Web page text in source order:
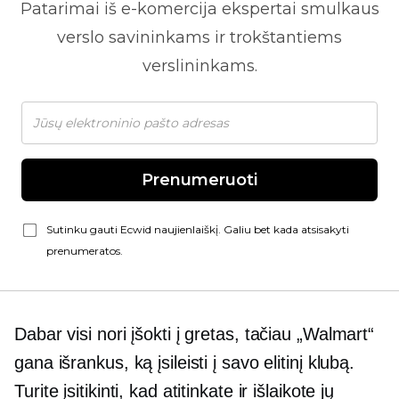
Patarimai iš e-komercija ekspertai smulkaus
verslo savininkams ir trokštantiems
verslininkams.
Prenumeruoti
Sutinku gauti Ecwid naujienlaiškį. Galiu bet kada atsisakyti
prenumeratos.
Dabar visi nori įšokti į gretas, tačiau „Walmart“
gana išrankus, ką įsileisti į savo elitinį klubą.
Turite įsitikinti, kad atitinkate ir išlaikote jų